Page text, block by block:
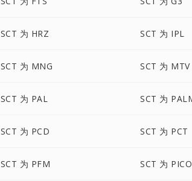
SCT 为 HRZ SCT 为 IPL
SCT 为 MNG SCT 为 MTV
SCT 为 PAL SCT 为
SCT 为 PCD SCT 为 PCT
SCT 为 PFM SCT 为